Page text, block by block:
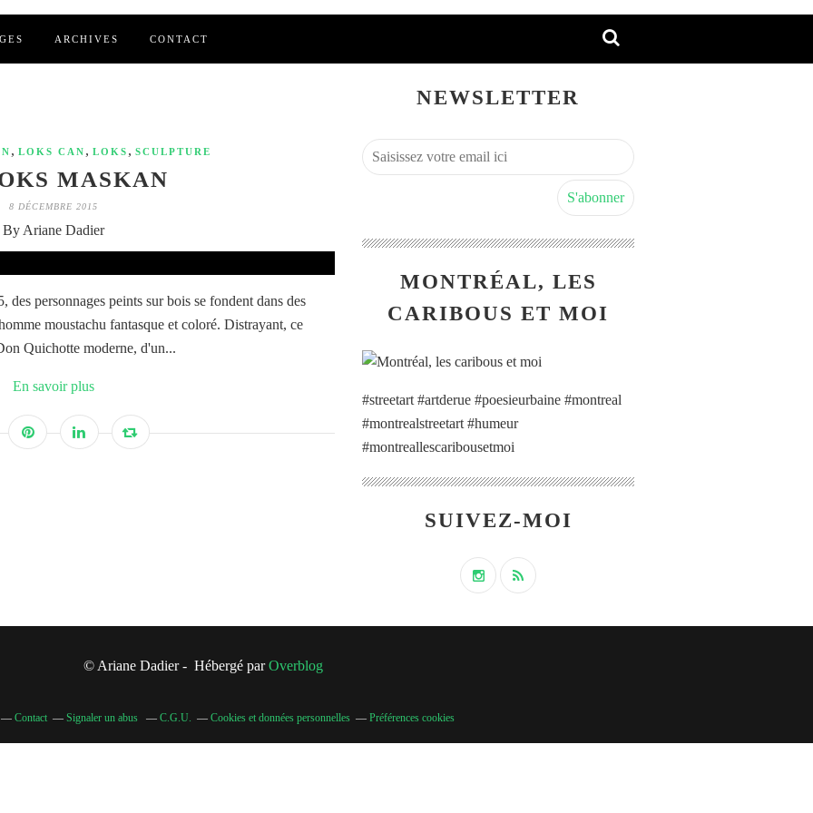
ARCHIVES CONTACT
, LOKS CAN , LOKS , SCULPTURE
MASKAN
8 DÉCEMBRE 2015
By Ariane Dadier
personnages peints sur bois se fondent dans des
moustachu fantasque et coloré. Distrayant, ce
Quichotte moderne, d'un...
En savoir plus
NEWSLETTER
MONTRÉAL, LES
CARIBOUS ET MOI
#streetart #artderue #poesieurbaine #montreal
#montrealstreetart #humeur
#montreallescaribousetmoi
SUIVEZ-MOI
© Ariane Dadier - Hébergé parOverblog
Contact Signaler un abus C.G.U. Cookies et données personnelles Préférences cookies